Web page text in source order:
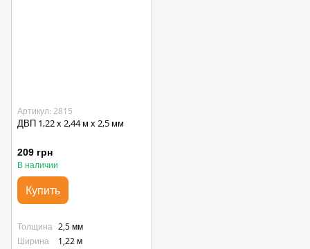
Артикул: 2815
ДВП 1,22 х 2,44 м х 2,5 мм
209 грн
В наличии
Купить
Толщина 2,5 мм
Ширина
1,22 м